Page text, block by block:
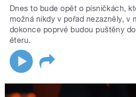
Dnes to bude opět o písničkách,
možná nikdy v pořad nezazněly, v
dokonce poprvé budou puštěny
éteru.